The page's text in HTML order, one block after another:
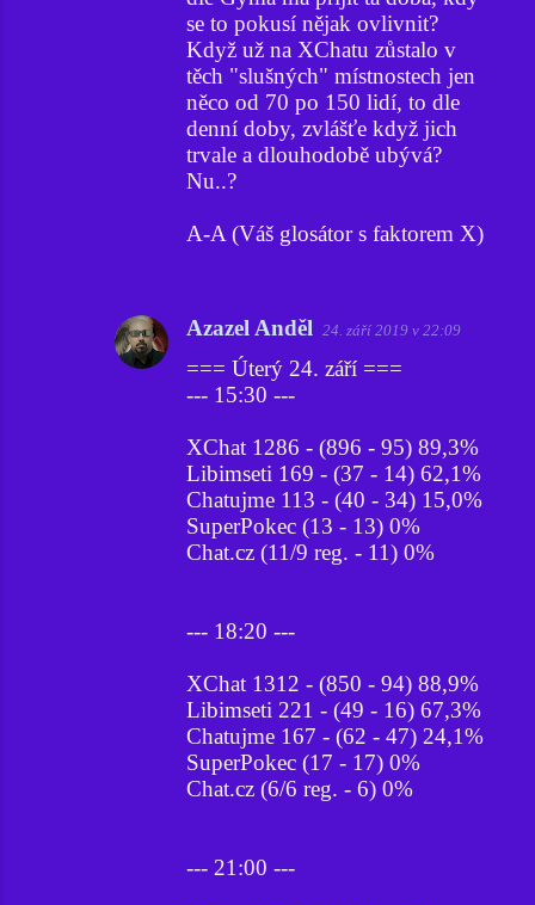
se to pokusí nějak ovlivnit?
Když už na XChatu zůstalo v
těch "slušných" místnostech jen
něco od 70 po 150 lidí, to dle
denní doby, zvlášťe když jich
trvale a dlouhodobě ubývá?
Nu..?
A-A (Váš glosátor s faktorem X)
Azazel Anděl 24. září 2019 v 22:09
=== Úterý 24. září ===
--- 15:30 ---
XChat 1286 - (896 - 95) 89,3%
Libimseti 169 - (37 - 14) 62,1%
Chatujme 113 - (40 - 34) 15,0%
SuperPokec (13 - 13) 0%
Chat.cz (11/9 reg. - 11) 0%
--- 18:20 ---
XChat 1312 - (850 - 94) 88,9%
Libimseti 221 - (49 - 16) 67,3%
Chatujme 167 - (62 - 47) 24,1%
SuperPokec (17 - 17) 0%
Chat.cz (6/6 reg. - 6) 0%
--- 21:00 ---